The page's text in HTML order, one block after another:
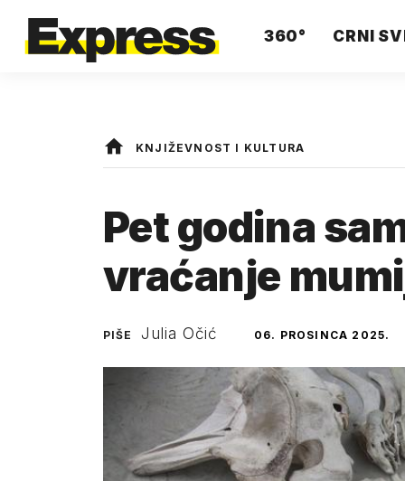
360° CRNI
KNJIŽEVNOST I KULTURA
Pet godina
vraćanje
PIŠE Julia Očić 06. PROSINCA 2025.